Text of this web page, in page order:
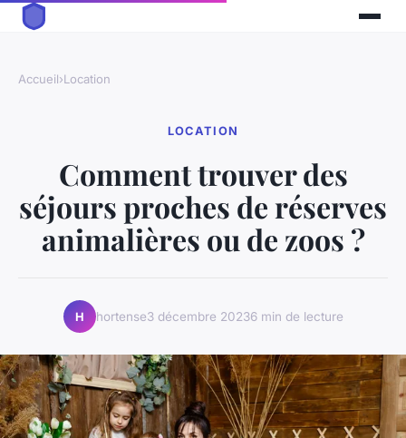
Accueil›Location
LOCATION
Comment trouver des
séjours proches de réserves
animalières ou de zoos ?
H hortense3 décembre 20236 min de lecture